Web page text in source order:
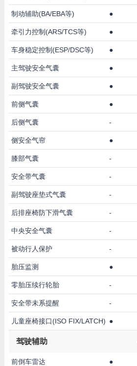
制动辅助(BA/EBA等) ●
牵引力控制(ARS/TCS等) ●
车身稳定控制(ESP/DSC等) ●
主驾驶安全气囊 ●
副驾驶安全气囊 ●
前侧气囊 ●
后侧气囊 -
侧安全气帘 ●
膝部气囊 -
安全带气囊 -
副驾驶座垫式气囊 -
后排座椅防下滑气囊 -
中央安全气囊 -
被动行人保护 -
胎压监测 ●
零胎压续行轮胎 -
安全带未系提醒 -
儿童座椅接口(ISO FIX/LATCH) ●
驾驶辅助
前倒车雷达 ●